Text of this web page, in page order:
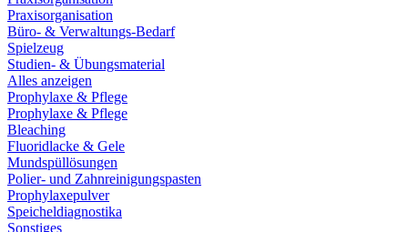
Praxisorganisation
Büro- & Verwaltungs-Bedarf
Spielzeug
Studien- & Übungsmaterial
Alles anzeigen
Prophylaxe & Pflege
Prophylaxe & Pflege
Bleaching
Fluoridlacke & Gele
Mundspüllösungen
Polier- und Zahnreinigungspasten
Prophylaxepulver
Speicheldiagnostika
Sonstiges